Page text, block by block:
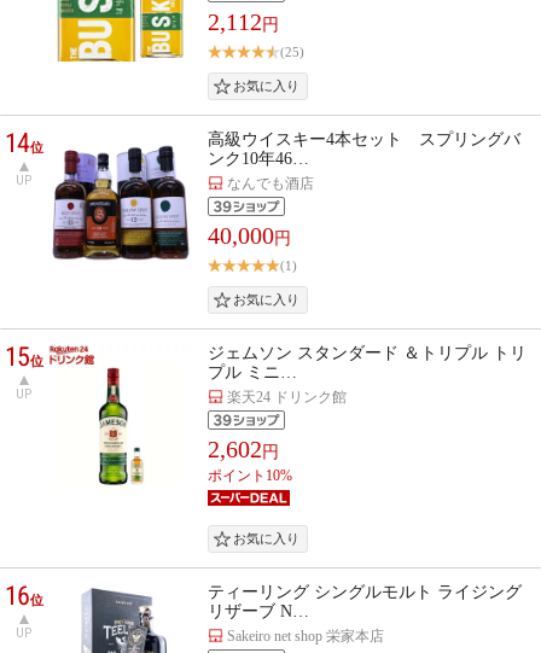
2,112 円
(25)
14位
UP
高級ウイスキー4本セット スプリングバ
ンク10年46…
なんでも酒店
40,000円
(1)
15位
UP
ジェムソン スタンダード ＆トリプル トリ
プル ミニ…
楽天24 ドリンク館
2,602 円
ポイント10%
16位
UP
ティーリング シングルモルト ライジング
リザーブ N…
Sakeiro net shop 栄家本店